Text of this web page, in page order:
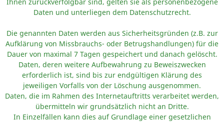
Daten und unterliegen dem Datenschutzrecht.
Die genannten Daten werden aus Sicherheitsgründen (z.B. zur
Aufklärung von Missbrauchs- oder Betrugshandlungen) für die
Dauer von maximal 7 Tagen gespeichert und danach gelöscht.
Daten, deren weitere Aufbewahrung zu Beweiszwecken
erforderlich ist, sind bis zur endgültigen Klärung des
jeweiligen Vorfalls von der Löschung ausgenommen.
Daten, die im Rahmen des Internetauftritts verarbeitet werden,
übermitteln wir grundsätzlich nicht an Dritte.
In Einzelfällen kann dies auf Grundlage einer gesetzlichen